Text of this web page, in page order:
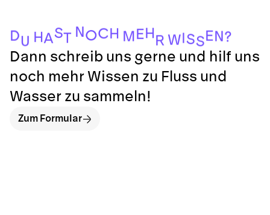
DU H AST N OC H M E H R W SS E N ?
Dann schreib uns gerne und hilf uns
noch mehr Wissen zu Fluss und
Wasser zu sammeln!
Zum Formular